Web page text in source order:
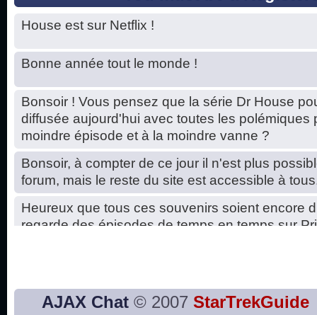
House est sur Netflix !
Bonne année tout le monde !
Bonsoir ! Vous pensez que la série Dr House
diffusée aujourd'hui avec toutes les polémiques
moindre épisode et à la moindre vanne ?
Bonsoir, à compter de ce jour il n'est plus
forum, mais le reste du site est accessible à
Heureux que tous ces souvenirs soient encore
regarde des épisodes de temps en temps sur
Bon, 2020, ça n'a pas trop marché. JE vous
AJAX Chat © 2007 StarTrekGuide